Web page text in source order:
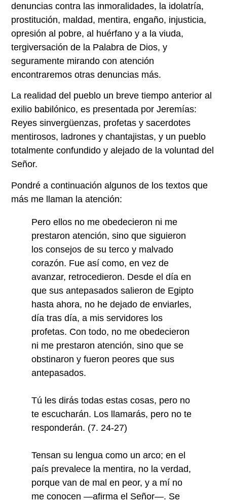
denuncias contra las inmoralidades, la idolatría,
prostitución, maldad, mentira, engaño, injusticia,
opresión al pobre, al huérfano y a la viuda,
tergiversación de la Palabra de Dios, y
seguramente mirando con atención
encontraremos otras denuncias más.
La realidad del pueblo un breve tiempo anterior al
exilio babilónico, es presentada por Jeremías:
Reyes sinvergüenzas, profetas y sacerdotes
mentirosos, ladrones y chantajistas, y un pueblo
totalmente confundido y alejado de la voluntad del
Señor.
Pondré a continuación algunos de los textos que
más me llaman la atención:
Pero ellos no me obedecieron ni me
prestaron atención, sino que siguieron
los consejos de su terco y malvado
corazón. Fue así como, en vez de
avanzar, retrocedieron. Desde el día en
que sus antepasados salieron de Egipto
hasta ahora, no he dejado de enviarles,
día tras día, a mis servidores los
profetas. Con todo, no me obedecieron
ni me prestaron atención, sino que se
obstinaron y fueron peores que sus
antepasados.
Tú les dirás todas estas cosas, pero no
te escucharán. Los llamarás, pero no te
responderán. (7. 24-27)
Tensan su lengua como un arco; en el
país prevalece la mentira, no la verdad,
porque van de mal en peor, y a mí no
me conocen —afirma el Señor—. Se